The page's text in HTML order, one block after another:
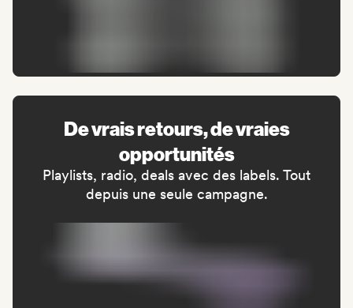
De vrais retours, de vraies
opportunités
Playlists, radio, deals avec des labels. Tout
depuis une seule campagne.